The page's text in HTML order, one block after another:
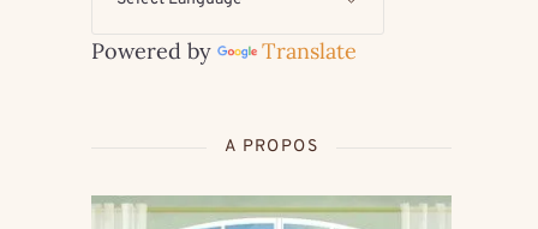
Powered by Translate
A PROPOS